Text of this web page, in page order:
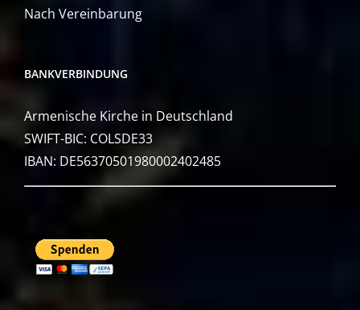
Nach Vereinbarung
BANKVERBINDUNG
Armenische Kirche in Deutschland
SWIFT-BIC: COLSDE33
IBAN: DE56370501980002402485